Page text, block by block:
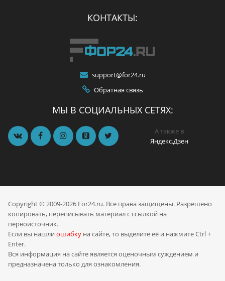
КОНТАКТЫ:
support@for24.ru
Обратная связь
МЫ В СОЦИАЛЬНЫХ СЕТЯХ:
А также в
Яндекс.Дзен
Copyright © 2009-2026 For24.ru. Все права защищены. Разрешено
копировать, переписывать материал с ссылкой на
первоисточник.
Если вы нашли ошибкуна сайте, то выделите её и нажмите Ctrl +
Enter.
Вся информация на сайте является оценочным суждением и
предназначена только для ознакомления.